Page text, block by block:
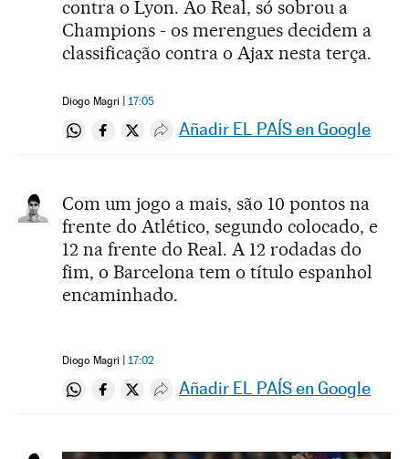
contra o Lyon. Ao Real, só sobrou a
Champions - os merengues decidem a
classificação contra o Ajax nesta terça.
Diogo Magri 17:05
Compartir en Whatsapp
Compartir en Facebook
Compartir en Twitter
Desplegar Redes Sociales
Añadir EL PAÍS en Google
Com um jogo a mais, são 10 pontos na
frente do Atlético, segundo colocado, e
12 na frente do Real. A 12 rodadas do
fim, o Barcelona tem o título espanhol
encaminhado.
Diogo Magri 17:02
Compartir en Whatsapp
Compartir en Facebook
Compartir en Twitter
Desplegar Redes Sociales
Añadir EL PAÍS en Google